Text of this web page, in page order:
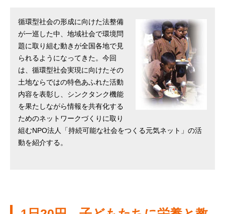
循環型社会の形成に向けた法整備
が一巡した中、地域社会で環境問
題に取り組む動きが全国各地で見
られるようになってきた。今回
は、循環型社会実現に向けたその
土地ならではの特色あふれた活動
内容を表彰し、シンクタンク機能
を果たしながら情報を共有化する
ためのネットワークづくりに取り
組むNPO法人「持続可能な社会をつくる元気ネット」の活
動を紹介する。